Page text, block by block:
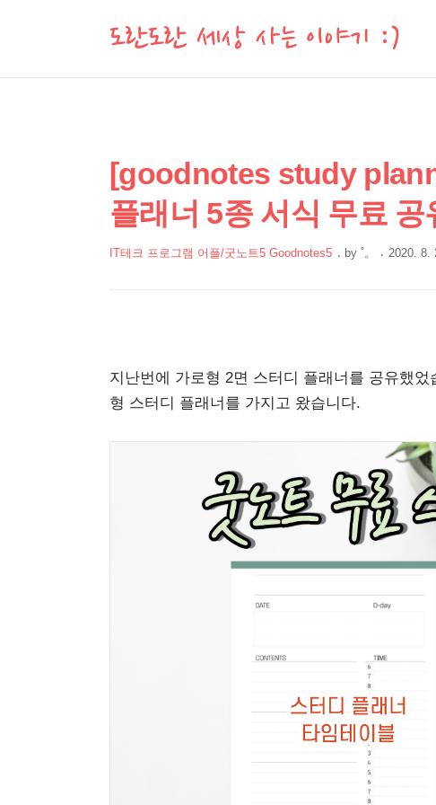
도란도란 세상 사는 이야기 :)
상
세
컨
츠
본
문
제
목
[goodnotes study
플래너 5종 서식 무료 공
IT테크 프로그램 어플/굿노트5 Goodnotes5 by ˚。 2020. 8.
지난번에 가로형 2면 스터디 플래너를 공유했
형 스터디 플래너를 가지고 왔습니다.